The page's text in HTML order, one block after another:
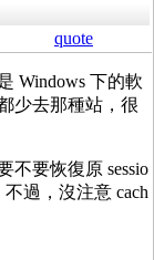
quote
Windows 下的軟
少去那種站，很
不要恢復原 sessio
過，沒注意 cach